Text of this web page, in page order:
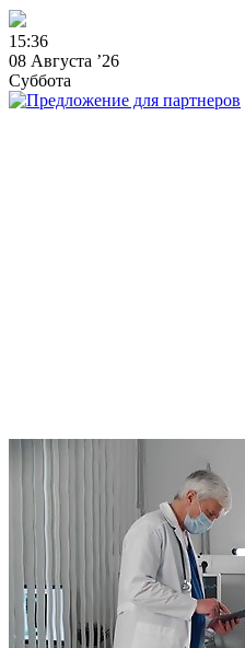
1 5:36
08 Августа ’26
Суббота